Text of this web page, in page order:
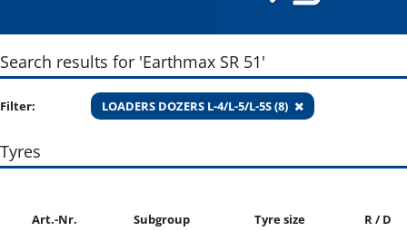
Search results for 'Earthmax SR 51'
Filter: LOADERS DOZERS L-4/L-5/L-5S (8)
Tyres
Art.-Nr. Subgroup Tyre size
R / D